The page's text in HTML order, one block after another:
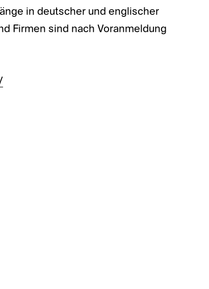
in deutscher und englischer
Firmen sind nach Voranmeldung